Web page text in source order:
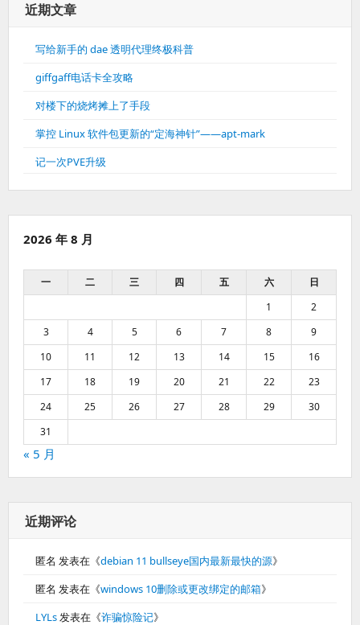
近期文章
写给新手的 dae 透明代理终极科普
giffgaff电话卡全攻略
对楼下的烧烤摊上了手段
掌控 Linux 软件包更新的“定海神针”——apt-mark
记一次PVE升级
2026 年 8 月
一 二 三 四 五 六
日
1
2
3
4 5 6 7 8
9
10
11 12 13 14 15
16
17
18 19 20 21 22
23
24
25 26 27 28 29
30
31
« 5 月
近期评论
匿名 发表在《debian 11 bullseye国内最新最快的源》
匿名 发表在《windows 10删除或更改绑定的邮箱》
LYLs发表在《诈骗惊险记》